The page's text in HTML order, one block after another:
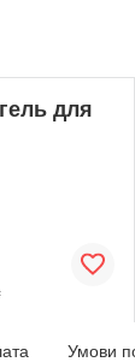
для
Умови